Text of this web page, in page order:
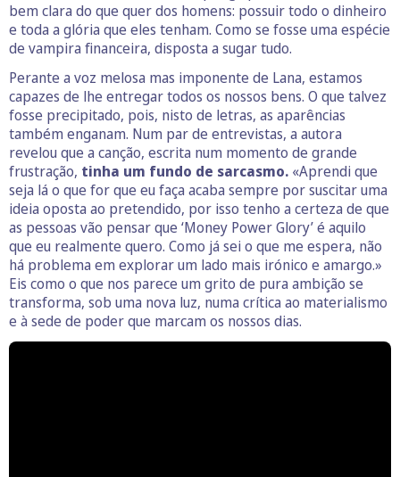
bem clara do que quer dos homens: possuir todo o dinheiro
e toda a glória que eles tenham. Como se fosse uma espécie
de vampira financeira, disposta a sugar tudo.
Perante a voz melosa mas imponente de Lana, estamos
capazes de lhe entregar todos os nossos bens. O que talvez
fosse precipitado, pois, nisto de letras, as aparências
também enganam. Num par de entrevistas, a autora
revelou que a canção, escrita num momento de grande
frustração, tinha um fundo de sarcasmo. «Aprendi que
seja lá o que for que eu faça acaba sempre por suscitar uma
ideia oposta ao pretendido, por isso tenho a certeza de que
as pessoas vão pensar que ‘Money Power Glory’ é aquilo
que eu realmente quero. Como já sei o que me espera, não
há problema em explorar um lado mais irónico e amargo.»
Eis como o que nos parece um grito de pura ambição se
transforma, sob uma nova luz, numa crítica ao materialismo
e à sede de poder que marcam os nossos dias.